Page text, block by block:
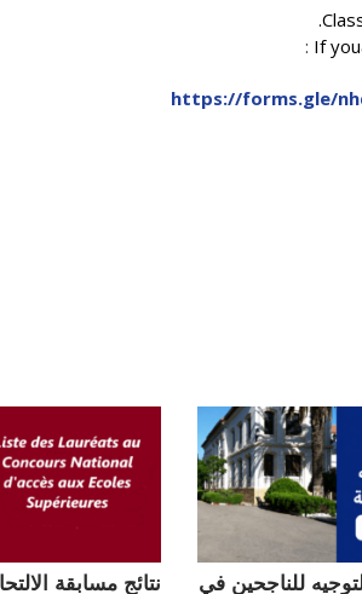
If
:
https://forms.gle/
للناجحين في
نتائج مسابقة